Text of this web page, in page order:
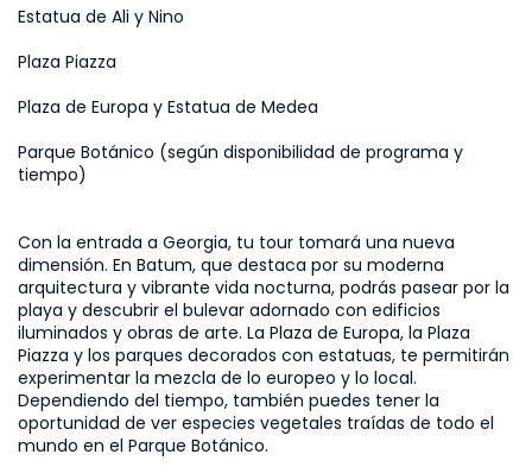
Estatua de Ali y Nino
Plaza Piazza
Plaza de Europa y Estatua de Medea
Parque Botánico (según disponibilidad de programa y
tiempo)
Con la entrada a Georgia, tu tour tomará una nueva
dimensión. En Batum, que destaca por su moderna
arquitectura y vibrante vida nocturna, podrás pasear por la
playa y descubrir el bulevar adornado con edificios
iluminados y obras de arte. La Plaza de Europa, la Plaza
Piazza y los parques decorados con estatuas, te permitirán
experimentar la mezcla de lo europeo y lo local.
Dependiendo del tiempo, también puedes tener la
oportunidad de ver especies vegetales traídas de todo el
mundo en el Parque Botánico.